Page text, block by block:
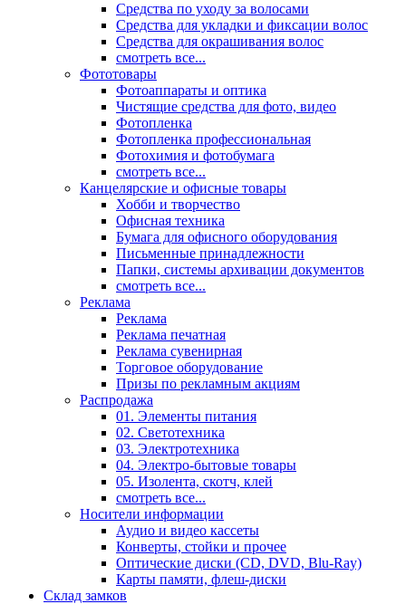
Средства по уходу за волосами
Средства для укладки и фиксации волос
Средства для окрашивания волос
смотреть все...
Фототовары
Фотоаппараты и оптика
Чистящие средства для фото, видео
Фотопленка
Фотопленка профессиональная
Фотохимия и фотобумага
смотреть все...
Канцелярские и офисные товары
Хобби и творчество
Офисная техника
Бумага для офисного оборудования
Письменные принадлежности
Папки, системы архивации документов
смотреть все...
Реклама
Реклама
Реклама печатная
Реклама сувенирная
Торговое оборудование
Призы по рекламным акциям
Распродажа
01. Элементы питания
02. Светотехника
03. Электротехника
04. Электро-бытовые товары
05. Изолента, скотч, клей
смотреть все...
Носители информации
Аудио и видео кассеты
Конверты, стойки и прочее
Оптические диски (CD, DVD, Blu-Ray)
Карты памяти, флеш-диски
Склад замков